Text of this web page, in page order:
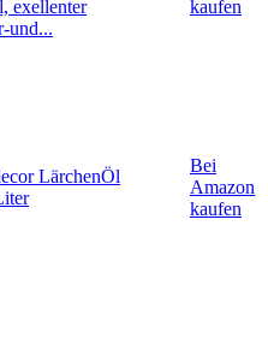
exellenter
und...
kaufen
LärchenÖl
Bei
Amazon
kaufen